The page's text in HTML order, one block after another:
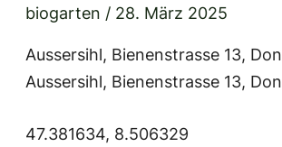
biogarten / 28. März 2025
Aussersihl, Bienenstrasse 13,
Aussersihl, Bienenstrasse 13,
47.381634, 8.506329